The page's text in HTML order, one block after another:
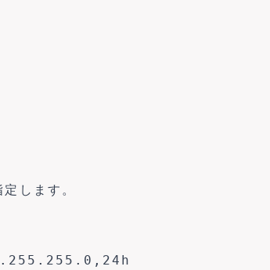
します。